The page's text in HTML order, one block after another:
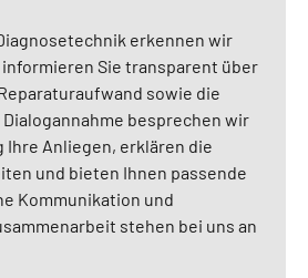
erkennen wir
Sie transparent über
sowie die
besprechen wir
Ihre Anliegen, erklären die
und bieten Ihnen passende
Kommunikation und
stehen bei uns an